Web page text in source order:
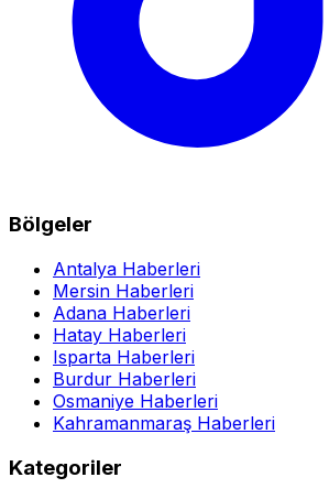
Bölgeler
Antalya Haberleri
Mersin Haberleri
Adana Haberleri
Hatay Haberleri
Isparta Haberleri
Burdur Haberleri
Osmaniye Haberleri
Kahramanmaraş Haberleri
Kategoriler